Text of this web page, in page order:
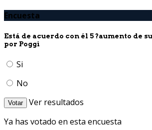
Encuesta
Está de acuerdo con él 5 ?aumento de
por Poggi
Si
No
Votar
Ver resultados
Ya has votado en esta encuesta